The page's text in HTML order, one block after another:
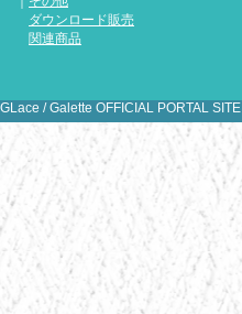
ダウンロード販売
関連商品
GLace / Galette OFFICIAL PORTAL SITE